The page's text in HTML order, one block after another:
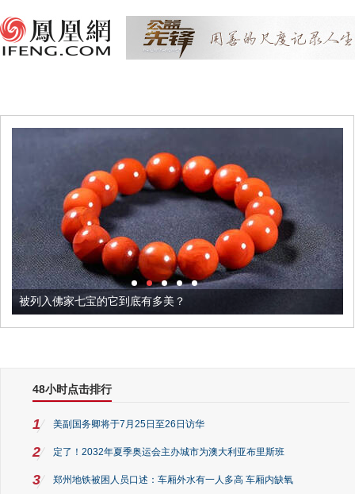
被列入佛家七宝的它到底有多美？
48小时点击排行
1 美副国务卿将于7月25日至26日访华
2 定了！2032年夏季奥运会主办城市为澳大利亚布里斯班
3 郑州地铁被困人员口述：车厢外水有一人多高 车厢内缺氧